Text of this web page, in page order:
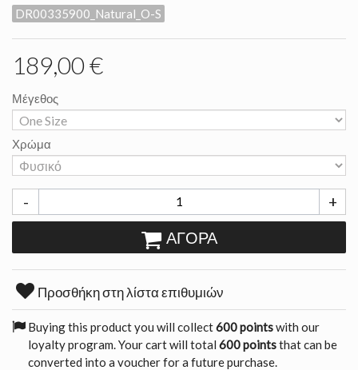
DR00335900_Natural_O-S
189,00 €
Μέγεθος
Χρώμα
- +
ΑΓΟΡΆ
Προσθήκη στη λίστα επιθυμιών
Buying this product you will collect600 pointswith our
loyalty program. Your cart will total 600 pointsthat can be
converted into a voucher for a future purchase.